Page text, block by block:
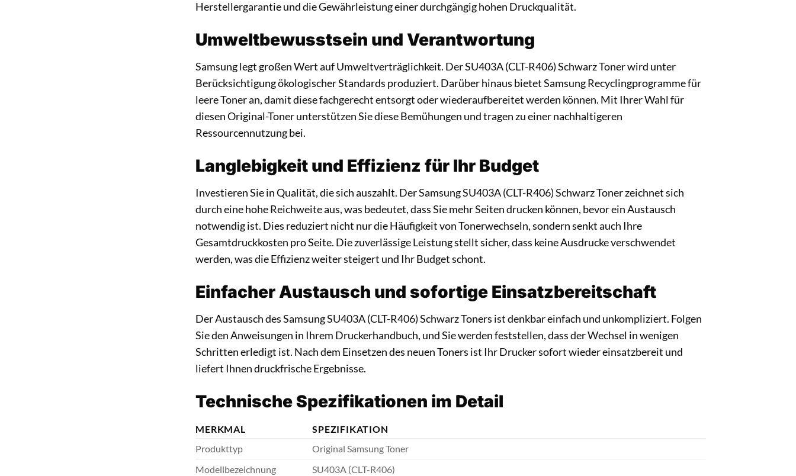
Herstellergarantie und die Gewährleistung einer durchgängig hohen Druckqualität.
Umweltbewusstsein und Verantwortung
Samsung legt großen Wert auf Umweltverträglichkeit. Der SU403A (CLT-R406) Schwarz Toner wird unter
Berücksichtigung ökologischer Standards produziert. Darüber hinaus bietet Samsung Recyclingprogramme für
leere Toner an, damit diese fachgerecht entsorgt oder wiederaufbereitet werden können. Mit Ihrer Wahl für
diesen Original-Toner unterstützen Sie diese Bemühungen und tragen zu einer nachhaltigeren
Ressourcennutzung bei.
Langlebigkeit und Effizienz für Ihr Budget
Investieren Sie in Qualität, die sich auszahlt. Der Samsung SU403A (CLT-R406) Schwarz Toner zeichnet sich
durch eine hohe Reichweite aus, was bedeutet, dass Sie mehr Seiten drucken können, bevor ein Austausch
notwendig ist. Dies reduziert nicht nur die Häufigkeit von Tonerwechseln, sondern senkt auch Ihre
Gesamtdruckkosten pro Seite. Die zuverlässige Leistung stellt sicher, dass keine Ausdrucke verschwendet
werden, was die Effizienz weiter steigert und Ihr Budget schont.
Einfacher Austausch und sofortige Einsatzbereitschaft
Der Austausch des Samsung SU403A (CLT-R406) Schwarz Toners ist denkbar einfach und unkompliziert. Folgen
Sie den Anweisungen in Ihrem Druckerhandbuch, und Sie werden feststellen, dass der Wechsel in wenigen
Schritten erledigt ist. Nach dem Einsetzen des neuen Toners ist Ihr Drucker sofort wieder einsatzbereit und
liefert Ihnen druckfrische Ergebnisse.
Technische Spezifikationen im Detail
MERKMAL
SPEZIFIKATION
Produkttyp
Original Samsung Toner
Modellbezeichnung
SU403A (CLT-R406)